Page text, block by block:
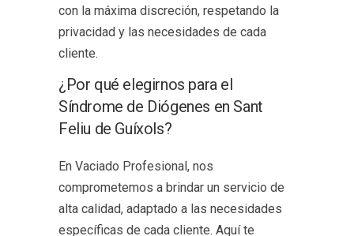
con la máxima discreción, respetando la
privacidad y las necesidades de cada
cliente.
¿Por qué elegirnos para el
Síndrome de Diógenes en Sant
Feliu de Guíxols?
En Vaciado Profesional, nos
comprometemos a brindar un servicio de
alta calidad, adaptado a las necesidades
específicas de cada cliente. Aquí te